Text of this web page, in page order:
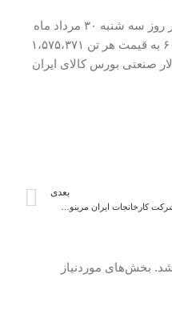
شرکت “آلومراد” در نظر داشت در روز سه شنبه ۳۰ مرداد ماه
۱۴۰۳، به میزان ۵۰ تن بیلت ۸-۶۰۶۳ به قیمت هر تن ۱،۵۷۵،۳۷۱
صنعتی بورس کالای ایران
بعدی
بخش‌های موردنیاز